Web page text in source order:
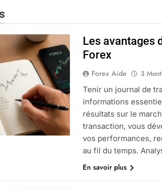
Les avantages
Forex
Forex Aide 3
Tenir un journal de
informations
résultats sur le
transaction, vous
vos performances,
au fil du temps.
En savoir plus